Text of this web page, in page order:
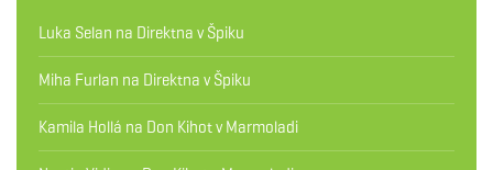
Luka Selan na Direktna v Špiku
Miha Furlan na Direktna v Špiku
Kamila Hollá na Don Kihot v Marmoladi